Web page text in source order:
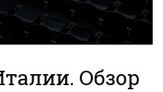
Обзор